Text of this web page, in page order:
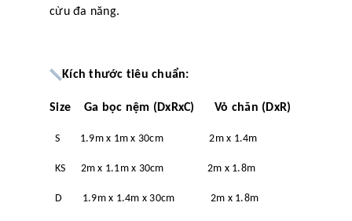
cừu đa năng.
Kích thước tiêu chuẩn:
Size Ga bọc nệm (DxRxC) Vỏ chăn (DxR)
S 1.9m x 1m x 30cm 2m x 1.4m
KS 2m x 1.1m x 30cm 2m x 1.8m
D 1.9m x 1.4m x 30cm 2m x 1.8m